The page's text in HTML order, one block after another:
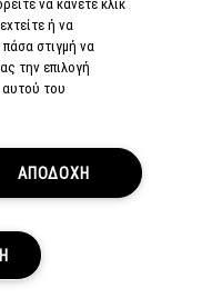
μας.
ή να
στιγμή να
την επιλογή
του
ΑΠΟΔΟΧΗ